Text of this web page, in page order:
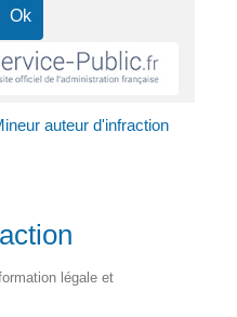
auteur d'infraction
légale et